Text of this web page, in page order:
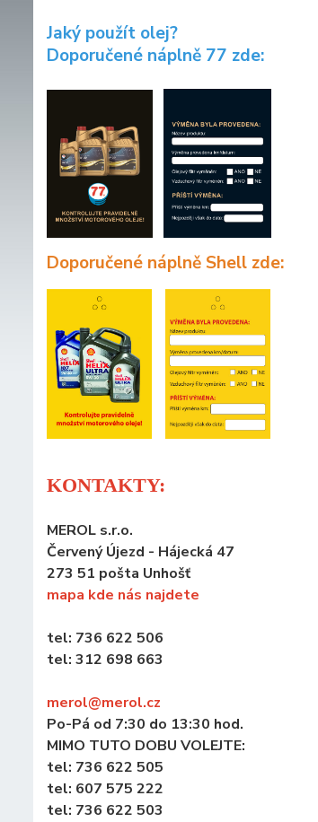
Jaký použít olej?
Doporučené náplně 77 zde:
Doporučené náplně Shell zde:
KONTAKTY:
MEROL s.r.o.
Červený Újezd - Hájecká 47
273 51 pošta Unhošť
mapa kde nás najdete
tel: 736 622 506
tel: 312 698 663
merol@merol.cz
Po-Pá od 7:30 do 13:30 hod.
MIMO TUTO DOBU VOLEJTE:
tel: 736 622 505
tel: 607 575 222
tel: 736 622 503